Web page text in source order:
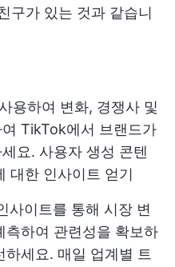
구가 있는 것과 같습니
용하여 변화, 경쟁사 및
TikTok에서 브랜드가
요. 사용자 생성 콘텐
대한 인사이트 얻기
사이트를 통해 시장 변
측하여 관련성을 확보하
세요. 매일 업계별 트